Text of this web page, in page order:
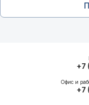
+7
Офис и
+7